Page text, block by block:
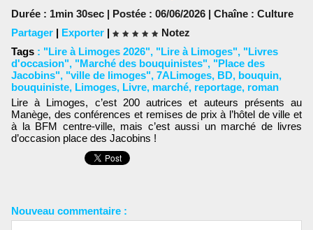
Durée : 1min 30sec | Postée : 06/06/2026 | Chaîne : Culture
Partager | Exporter |
Notez
Tags : "Lire à Limoges 2026", "Lire à Limoges", "Livres
d'occasion", "Marché des bouquinistes", "Place des
Jacobins", "ville de limoges", 7ALimoges, BD, bouquin,
bouquiniste, Limoges, Livre, marché, reportage, roman
Lire à Limoges, c’est 200 autrices et auteurs présents au
Manège, des conférences et remises de prix à l’hôtel de ville et
à la BFM centre-ville, mais c’est aussi un marché de livres
d’occasion place des Jacobins !
Nouveau commentaire :